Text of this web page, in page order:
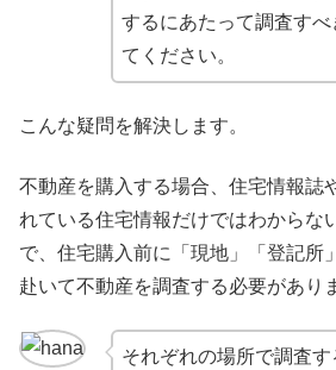
するにあたって調査すべ
てください。
こんな疑問を解決します。
不動産を購入する場合、住宅情報誌
れている住宅情報だけではわからな
で、住宅購入前に「現地」「登記所
赴いて不動産を調査する必要があり
それぞれの場所で調査